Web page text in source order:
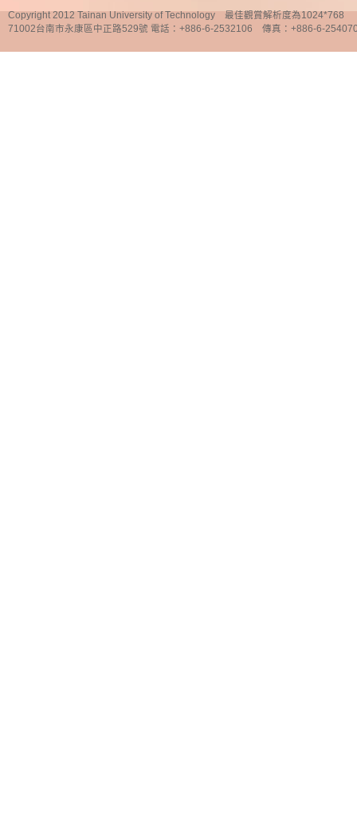
Copyright 2012 Tainan University of Technology 最佳觀賞解析度為1024*768
71002台南市永康區中正路529號 電話：+886-6-2532106 傳真：+886-6-